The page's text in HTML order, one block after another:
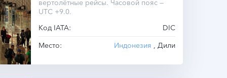
вертолётные рейсы. Часовой пояс —
UTC +9.0.
Код IATA:
DIC
Место:
Индонезия , Дили